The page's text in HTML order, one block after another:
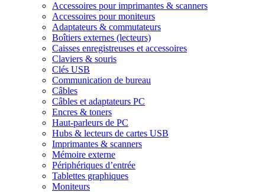
Accessoires pour imprimantes & scanners
Accessoires pour moniteurs
Adaptateurs & commutateurs
Boîtiers externes (lecteurs)
Caisses enregistreuses et accessoires
Claviers & souris
Clés USB
Communication de bureau
Câbles
Câbles et adaptateurs PC
Encres & toners
Haut-parleurs de PC
Hubs & lecteurs de cartes USB
Imprimantes & scanners
Mémoire externe
Périphériques d’entrée
Tablettes graphiques
Moniteurs